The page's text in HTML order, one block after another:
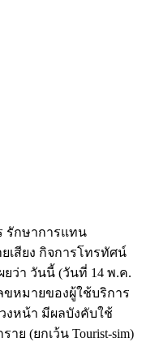
รักษาการแทน
เสียง กิจการโทรทัศน์
ว่า วันนี้ (วันที่ 14 พ.ค.
ขหมายของผู้ใช้บริการ
งหน้า มีผลบังคับใช้
ย (ยกเว้น Tourist-sim)